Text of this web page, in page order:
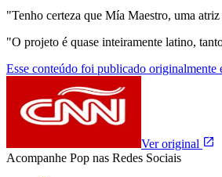
"Tenho certeza que Mía Maestro, uma
"O projeto é quase inteiramente latino,
Esse conteúdo foi publicado originalmente
Ver original
Acompanhe Pop nas Redes Sociais